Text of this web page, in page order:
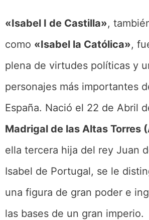
«Isabel I de Castilla»,
como «Isabel la Católica»,
plena de virtudes políticas y
personajes más importantes
España. Nació el 22 de Abril
Madrigal de las Altas Torres
ella tercera hija del rey Juan
Isabel de Portugal, se le
una figura de gran poder e
las bases de un gran imperio.